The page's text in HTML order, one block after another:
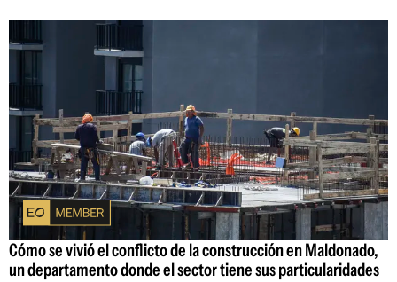
Cómo se vivió el conflicto de la construcción en Maldonado,
un departamento donde el sector tiene sus particularidades